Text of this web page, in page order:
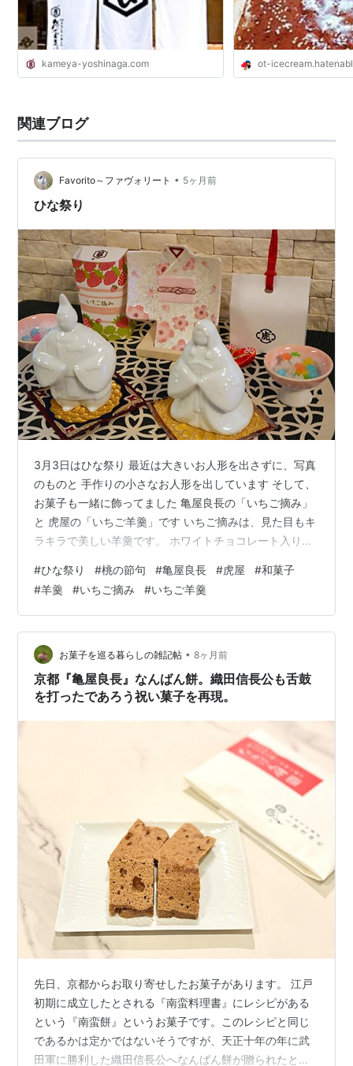
kameya-yoshinaga.com ot-
関連ブログ
Favorito～ファヴォリート • 5ヶ月前
ひな祭り
3月3日はひな祭り 最近は大きいお人形を出さずに、写真
のものと 手作りの小さなお人形を出しています そして、
お菓子も一緒に飾ってました 亀屋良長の「いちご摘み」
と 虎屋の「いちご羊羹」です いちご摘みは、見た目もキ
ラキラで美しい羊羹です。 ホワイトチョコレート入りの
ちご、みかんも飾られて、 和洋折衷でとても美味しかっ
たです いちご羊羹は、こし餡に苺を混ぜてあり 口に入れ
た瞬間に、かすかに苺の風味が・・・・という位で、 そ
れほどいちご感は有りませんが、季節のものだから買っ
てしまいます ひな祭り前のデパ地下は華やかなお菓子が
多くて眼福です
#ひな祭り #桃の節句 #亀屋良長 #虎屋 #和菓子
#羊羹 #いちご摘み #いちご羊羹
お菓子を巡る暮らしの雑記帖 • 8ヶ月前
京都『亀屋良長』なんばん餅。織田信長公も舌鼓
を打ったであろう祝い菓子を再現。
先日、京都からお取り寄せしたお菓子があります。 江戸
初期に成立したとされる『南蛮料理書』にレシピがある
という『南蛮餅』というお菓子です。このレシピと同じ
であるかは定かではないそうですが、天正十年の年に武
田軍に勝利した織田信長公へなんばん餅が贈られたとの